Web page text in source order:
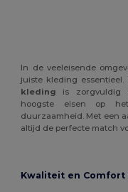
In de veeleisende
juiste kleding
kleding is zorgvuldig
hoogste eisen op
duurzaamheid. Met een
altijd de perfecte match
Kwaliteit en Comfort